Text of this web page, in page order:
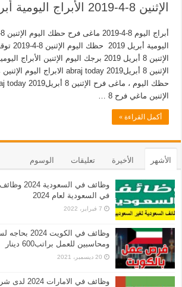
الإثنين 8-4-2019 الأبراج اليومية أبريل 2019
اليومية
الإثنين ماغي فرح 8 …
أكمل القراءة »
الأشهر الأخيرة تعليقات الوسوم
وظائف في
في السعودية لعام 2024
7 فبراير، 2022
وظائف في
ومحاسبين للعمل براتب600 دينار
20 ديسمبر، 2021
وظائف في